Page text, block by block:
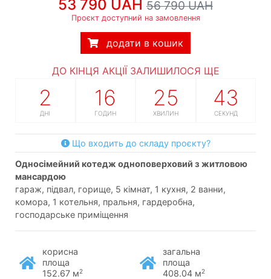
53 790 UAH 56 790 UAH
Проєкт доступний на замовлення
додати в кошик
ДО КІНЦЯ АКЦІЇ ЗАЛИШИЛОСЯ ЩЕ
2
ДНІ
16
ГОДИН
25
ХВИЛИН
42
СЕКУНД
Що входить до складу проєкту?
односімейний котедж одноповерховий з житловою
мансардою
гараж, підвал, горище, 5 кімнат, 1 кухня, 2 ванни,
комора, 1 котельня, пральня, гардеробна,
господарське приміщення
корисна
площа
152.67 м2
загальна
площа
408.04 м2